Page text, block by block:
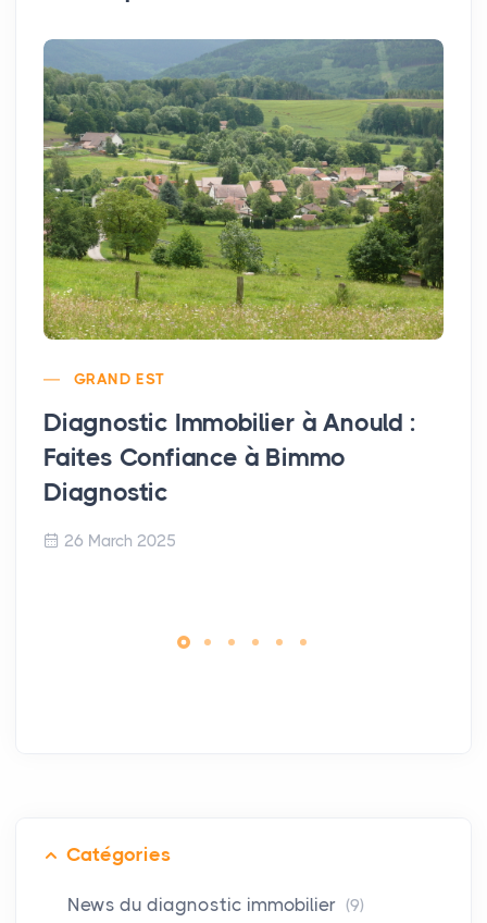
GRAND EST
Diagnostic Immobilier à Anould :
Faites Confiance à Bimmo
Diagnostic
26 March 2025
Catégories
News du diagnostic immobilier (9)